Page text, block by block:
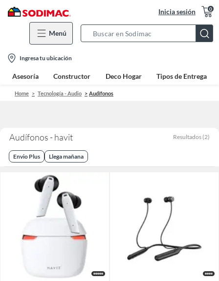
Inicia sesión 0
Menú
Bar
location-
icon
Ingresa tu ubicación
Asesoría Constructor Deco Hogar Tipos de Entrega
Home Tecnología - Audio Audífonos
Audífonos - havit Resultados (2)
Envio Plus Llega mañana